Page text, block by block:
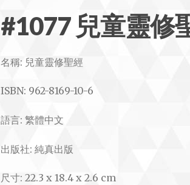
#1077 兒童靈修
名稱: 兒童靈修聖經
ISBN: 962-8169-10-6
語言: 繁體中文
出版社: 純真出版
尺寸: 22.3 x 18.4 x 2.6 cm